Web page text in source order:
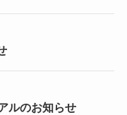
ルのお知らせ